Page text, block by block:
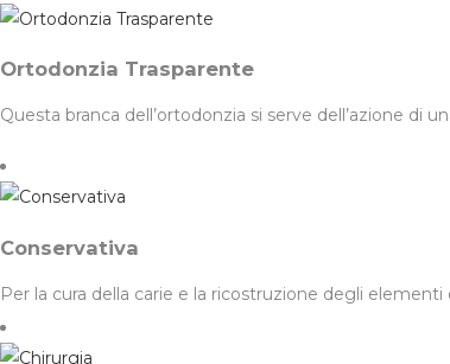
Ortodonzia Trasparente
Questa branca dell’ortodonzia si serve dell’azione di
Conservativa
Per la cura della carie e la ricostruzione degli